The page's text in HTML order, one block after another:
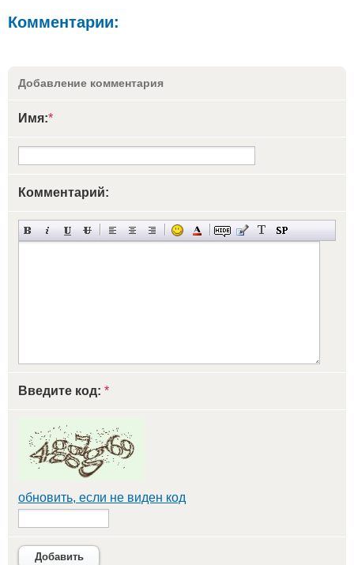
Комментарии:
Добавление комментария
Имя:*
Комментарий:
Введите код: *
обновить, если не виден код
Добавить